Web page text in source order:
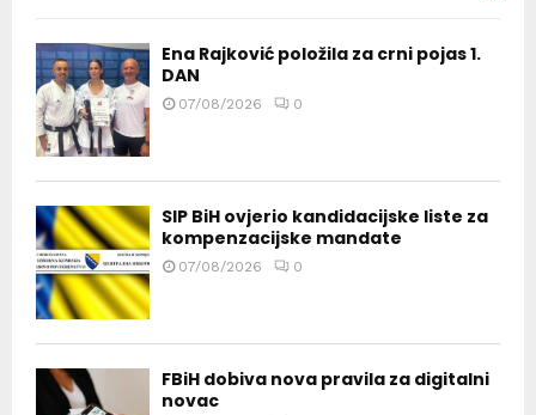
Ena Rajković položila za crni pojas 1.
DAN
07/08/2026 0
SIP BiH ovjerio kandidacijske liste za
kompenzacijske mandate
07/08/2026 0
FBiH dobiva nova pravila za digitalni
novac